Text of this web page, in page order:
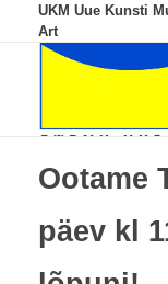
UKM Uue Kunsti
Art
UKM
Uue Kunsti Muuseum
Ootame
päev kl